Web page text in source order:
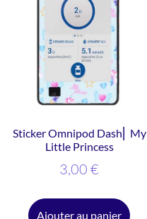
Sticker Omnipod Dash⎜ My
Little Princess
3,00 €
Ajouter au panier